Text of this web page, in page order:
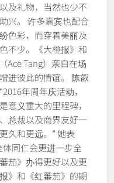
及礼物，当然也少不
兴。 许多嘉宾也配合
色彩，而穿着美丽及
不少。《大橙报》和
Ace Tang）亲自在场
进彼此的情谊。 陈叡
年周年庆活动，
意义重大的里程碑，
总裁以及商界友好一
久和更远。” 她表
同仁会更进一步全
茄》办得更好以及更
》和《红蕃茄》的期